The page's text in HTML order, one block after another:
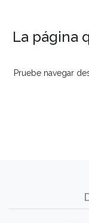
La página
Pruebe navegar